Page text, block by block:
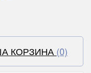
КОРЗИНА (0)